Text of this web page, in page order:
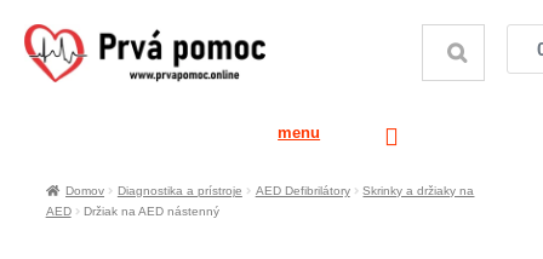
menu
Domov Diagnostika a prístroje AED Defibrilátory
Skrinky a držiaky na
AED
Držiak na AED nástenný